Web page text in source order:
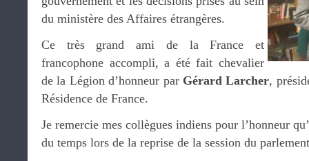
du ministère des Affaires étrangères.
Ce très grand ami de la France et
francophone accompli, a été fait chevalier
de la Légion d’honneur par Gérard Larcher,
Résidence de France.
Je remercie mes collègues indiens pour l’honneur
du temps lors de la reprise de la session du